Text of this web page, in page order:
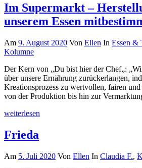
Im Supermarkt –
unserem Essen
Am 9. August 2020 Von Ellen In Essen &
Kolumne
Der Kern von „Du bist hier der Chef„:
über unsere Ernährung zurückerlangen,
Kreations­prozess zu wertvollen, fairen
von der Produktion bis hin zur
weiterlesen
Frieda
Am 5. Juli 2020 Von Ellen In Claudia F.,